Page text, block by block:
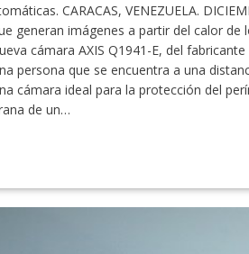
CARACAS, VENEZUELA.
generan imágenes a partir del calor de
cámara AXIS Q1941-E, del fabricante
persona que se encuentra a una
cámara ideal para la protección del
de un…